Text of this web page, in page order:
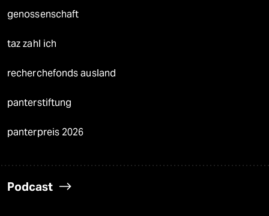
genossenschaft
taz zahl ich
recherchefonds ausland
panterstiftung
panterpreis 2026
Podcast